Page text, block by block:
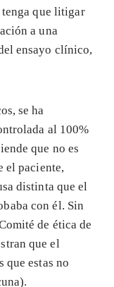
que litigar
a una
ensayo clínico,
se ha
al 100%
que no es
el paciente,
distinta que el
con él. Sin
de ética de
que el
que estas no